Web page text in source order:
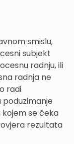
smislu,
subjekt
radnju, ili
radnja ne
radi
kojem se čeka
rezultata